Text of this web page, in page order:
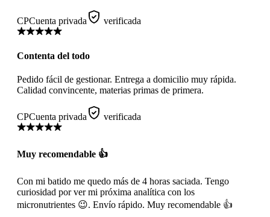
CPCuenta privada verificada
Contenta del todo
Pedido fácil de gestionar. Entrega a domicilio muy rápida.
Calidad convincente, materias primas de primera.
CPCuenta privada verificada
Muy recomendable 👍
Con mi batido me quedo más de 4 horas saciada. Tengo
curiosidad por ver mi próxima analítica con los
micronutrientes 😉. Envío rápido. Muy recomendable 👍